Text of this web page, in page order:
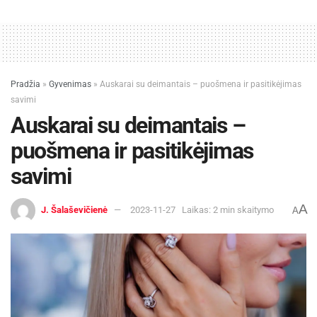
Efektyvi komunikacija ir reklama
Dizainas yra galingas vizualinės komunikacijos
įrankis. Jis padeda išreikšti prekės ženklo žinutę,
vertybes, pardavimą paveikiais būdais. Tai
padeda vartotojams suprasti, apie ką yra verslas,
ką ir kodėl jis siūlo.
Verslas, kuris kelia pasitikėjimą, yra atviras ir
suprantamas, pardavimus darys lengviau. O
paveiki ir įspūdinga reklama greičiau ras kelią į
platesnį žmonių ratą.
Pradžia » Gyvenimas » Auskarai su deimantais – puošmena ir pasitikėjimas
savimi
Auskarai su deimantais –
puošmena ir pasitikėjimas
savimi
J. Šalaševičienė 2023-11-27 Laikas: 2 min skaitymo AA